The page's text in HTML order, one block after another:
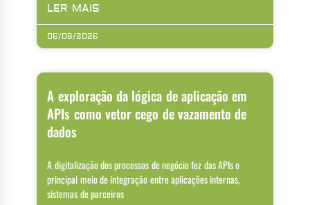
LER MAIS
06/08/2026
A exploração da lógica de aplicação em
APIs como vetor cego de vazamento de
dados
A digitalização dos processos de negócio fez das APIs o
principal meio de integração entre aplicações internas,
sistemas de parceiros